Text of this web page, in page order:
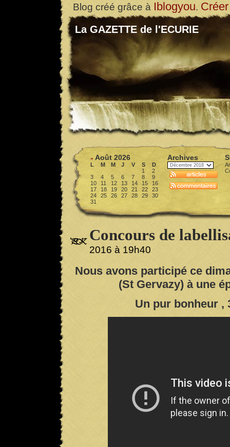
Blog créé grâce à Iblogyou.
La GAZETTE de l'ECURIE
« Août 2026
L M M J V S
D
1
2
3
4 5 6 7 8
9
10
11 12 13 14 15
16
17
18 19 20 21 22
23
24
25 26 27 28 29
30
31
Archives
Concours de
2016 à 19h40
Nous avons participé ce
(St Gervazy) à une
Un pur bonheur ,